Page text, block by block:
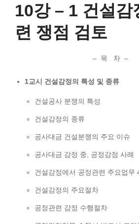
10강 – 1 건설감
련 쟁점 검토
– 목 차 –
1교시 건설감정의 특성 및 종류
건설공사 분쟁의 특성
건설감정의 종류
공사대금 건설분쟁의 주요 이슈
공사대금 감정 중, 공정감점 사례
건설감정에서 공정관련 주요업무
건설감정의 주요절차
공정관련 감정 수행절차